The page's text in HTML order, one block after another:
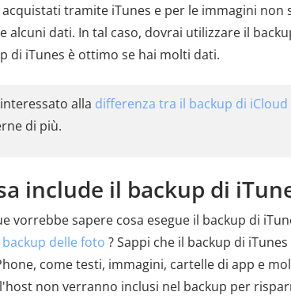
tramite iTunes e per le immagini
alcuni dati. In tal caso, dovrai utilizzare il
di iTunes è ottimo se hai molti dati.
alla differenza tra il backup di
di più.
include il backup di
vorrebbe sapere cosa esegue il backup di
delle foto ? Sappi che il backup di
come testi, immagini, cartelle di app e
non verranno inclusi nel backup per